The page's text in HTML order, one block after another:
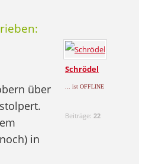
Schrödel
... ist OFFLINE
Beiträge: 22
über
in